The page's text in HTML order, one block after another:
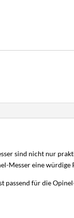
sind nicht nur
Messer eine würdige
passend für die